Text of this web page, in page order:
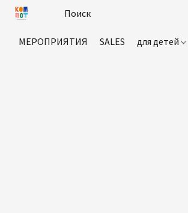
МЕРОПРИЯТИЯ SALES для детей